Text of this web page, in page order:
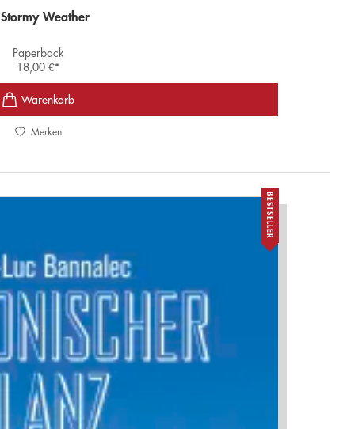
Weather
Paperback
18,00€*
Merken
BESTSELLER